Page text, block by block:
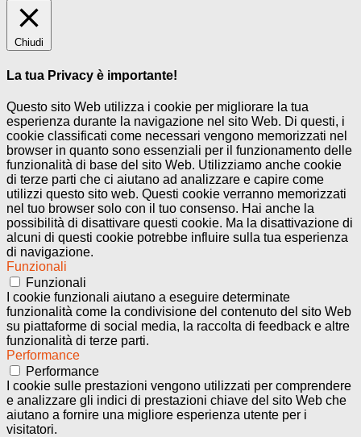
Chiudi
La tua Privacy è importante!
Questo sito Web utilizza i cookie per migliorare la tua
esperienza durante la navigazione nel sito Web. Di questi, i
cookie classificati come necessari vengono memorizzati nel
browser in quanto sono essenziali per il funzionamento delle
funzionalità di base del sito Web. Utilizziamo anche cookie
di terze parti che ci aiutano ad analizzare e capire come
utilizzi questo sito web. Questi cookie verranno memorizzati
nel tuo browser solo con il tuo consenso. Hai anche la
possibilità di disattivare questi cookie. Ma la disattivazione di
alcuni di questi cookie potrebbe influire sulla tua esperienza
di navigazione.
Funzionali
Funzionali
I cookie funzionali aiutano a eseguire determinate
funzionalità come la condivisione del contenuto del sito Web
su piattaforme di social media, la raccolta di feedback e altre
funzionalità di terze parti.
Performance
Performance
I cookie sulle prestazioni vengono utilizzati per comprendere
e analizzare gli indici di prestazioni chiave del sito Web che
aiutano a fornire una migliore esperienza utente per i
visitatori.